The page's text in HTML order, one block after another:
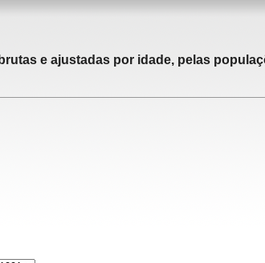
e ajustadas por idade, pelas